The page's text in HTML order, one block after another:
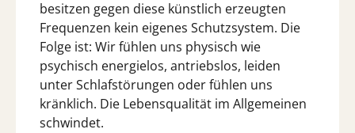
besitzen gegen diese künstlich erzeugten
Frequenzen kein eigenes Schutzsystem. Die
Folge ist: Wir fühlen uns physisch wie
psychisch energielos, antriebslos, leiden
unter Schlafstörungen oder fühlen uns
kränklich. Die Lebensqualität im Allgemeinen
schwindet.